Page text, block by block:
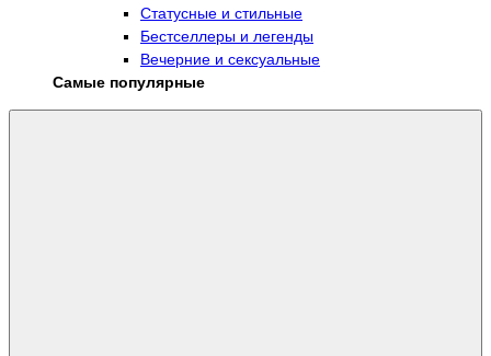
Статусные и стильные
Бестселлеры и легенды
Вечерние и сексуальные
Самые популярные